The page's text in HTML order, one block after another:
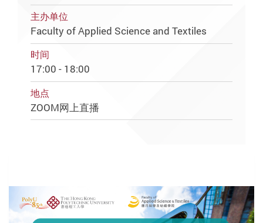
主办单位
Faculty of Applied Science and Textiles
时间
17:00 - 18:00
地点
ZOOM网上直播